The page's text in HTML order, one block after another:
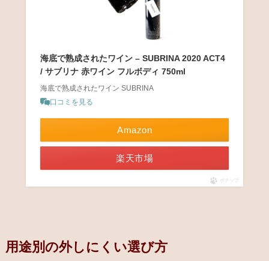
海底で熟成されたワイン – SUBRINA 2020 ACT4
/ サブリナ 赤ワイン フルボディ 750ml
海底で熟成されたワイン SUBRINA
口コミを見る
Amazon
楽天市場
ポチップ
用途別の外しにくい選び方